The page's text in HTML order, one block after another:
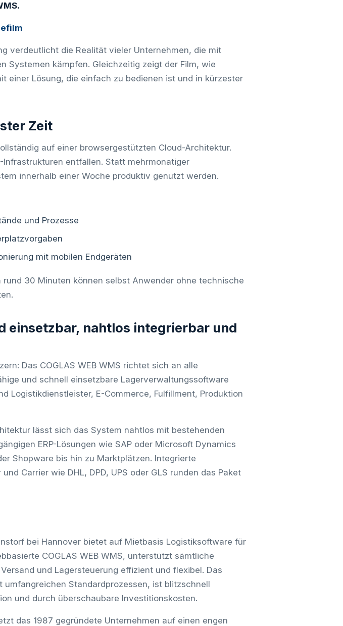
verdeutlicht die Realität vieler Unternehmen, die mit
Systemen kämpfen. Gleichzeitig zeigt der Film, wie
einer Lösung, die einfach zu bedienen ist und in kürzester
Zeit
auf einer browsergestützten Cloud-Architektur.
Infrastrukturen entfallen. Statt mehrmonatiger
innerhalb einer Woche produktiv genutzt werden.
und Prozesse
mit mobilen Endgeräten
30 Minuten können selbst Anwender ohne technische
einsetzbar, nahtlos integrierbar und
Das COGLAS WEB WMS richtet sich an alle
und schnell einsetzbare Lagerverwaltungssoftware
Logistikdienstleister, E-Commerce, Fulfillment, Produktion
lässt sich das System nahtlos mit bestehenden
ERP-Lösungen wie SAP oder Microsoft Dynamics
Shopware bis hin zu Marktplätzen. Integrierte
Carrier wie DHL, DPD, UPS oder GLS runden das Paket
bei Hannover bietet auf Mietbasis Logistiksoftware für
COGLAS WEB WMS, unterstützt sämtliche
und Lagersteuerung effizient und flexibel. Das
umfangreichen Standardprozessen, ist blitzschnell
und durch überschaubare Investitionskosten.
das 1987 gegründete Unternehmen auf einen engen